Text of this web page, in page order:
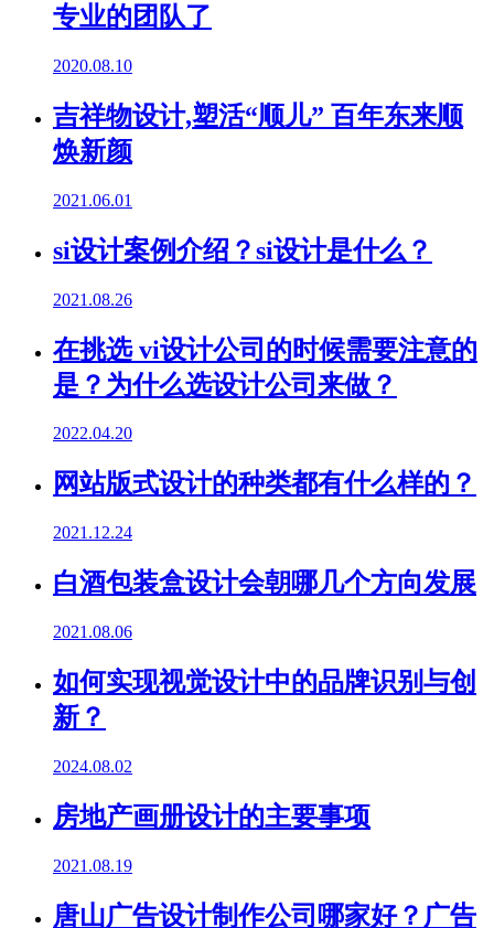
专业的团队了
2020.08.10
吉祥物设计,塑活“顺儿” 百年东来顺
焕新颜
2021.06.01
si设计案例介绍？si设计是什么？
2021.08.26
在挑选 vi设计公司的时候需要注意的
是？为什么选设计公司来做？
2022.04.20
网站版式设计的种类都有什么样的？
2021.12.24
白酒包装盒设计会朝哪几个方向发展
2021.08.06
如何实现视觉设计中的品牌识别与创
新？
2024.08.02
房地产画册设计的主要事项
2021.08.19
唐山广告设计制作公司哪家好？广告